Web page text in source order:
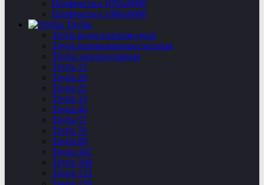
Профнастил 1052х6000
Профнастил 1060х6000
Трубы
Труба водогазопроводная
Труба оцинкованная-стальная
Труба электросварная
Труба 15
Труба 20
Труба 25
Труба 32
Труба 40
Труба 57
Труба 76
Труба 89
Труба 102
Труба 108
Труба 133